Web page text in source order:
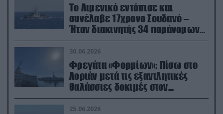
Το Λιμενικό εντόπισε και
συνέλαβε 17χρονο Σουδανό –
Ήταν διακινητής 34 παράνομων
μεταναστών
30.06.2026
Φρεγάτα «Φορμίων»: Πίσω στο
Λοριάν μετά τις εξαντλητικές
θαλάσσιες δοκιμές στον
απαιτητικό Βισκαϊκό
25.06.2026